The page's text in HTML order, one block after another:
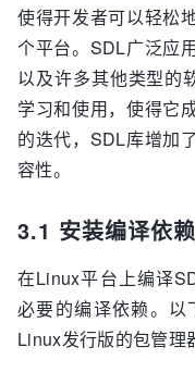
使得开发者可以轻松
个平台。SDL广泛应
以及许多其他类型的
学习和使用，使得它
的迭代，SDL库增加
容性。
3.1 安装编译依赖
在Linux平台上编译
必要的编译依赖。
Linux发行版的包管理